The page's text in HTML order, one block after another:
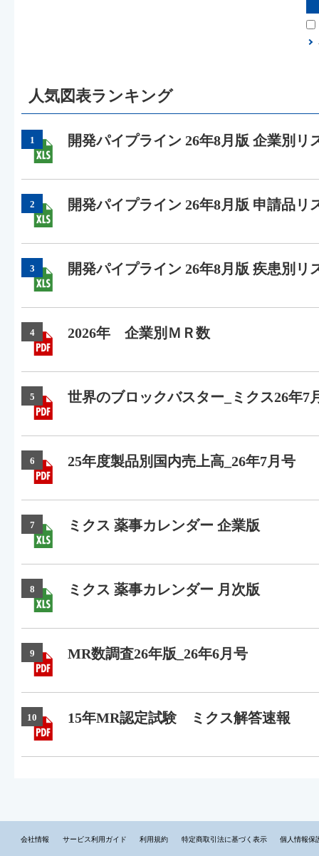
人気図表ランキング
1 開発パイプライン 26年8月版 企業別リ
2 開発パイプライン 26年8月版 申請品リ
3 開発パイプライン 26年8月版 疾患別リ
4 2026年 企業別ＭＲ数
5 世界のブロックバスター_ミクス26年7
6 25年度製品別国内売上高_26年7月号
7 ミクス 薬事カレンダー 企業版
8 ミクス 薬事カレンダー 月次版
9 MR数調査26年版_26年6月号
10 15年MR認定試験 ミクス解答速報
会社情報 サービス利用ガイド 利用規約 特定商取引法に基づく表示 個人情報保